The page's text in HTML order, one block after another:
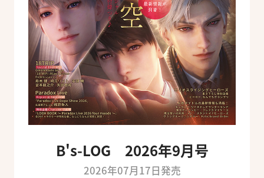
B's-LOG 2026年9月号
2026年07月17日発売